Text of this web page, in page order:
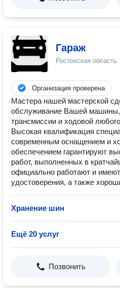
Гараж
Ростовская область
Организация проверена
Мастера нашей мастерской
обслуживание Вашей машины,
трансмиссии и ходовой
Высокая квалификация
современным оснащением и
обеспечением гарантируют
работ, выполненных в
официально работают и
удостоверения, а также
Хранение шин
Ещё 20 услуг
Позвонить